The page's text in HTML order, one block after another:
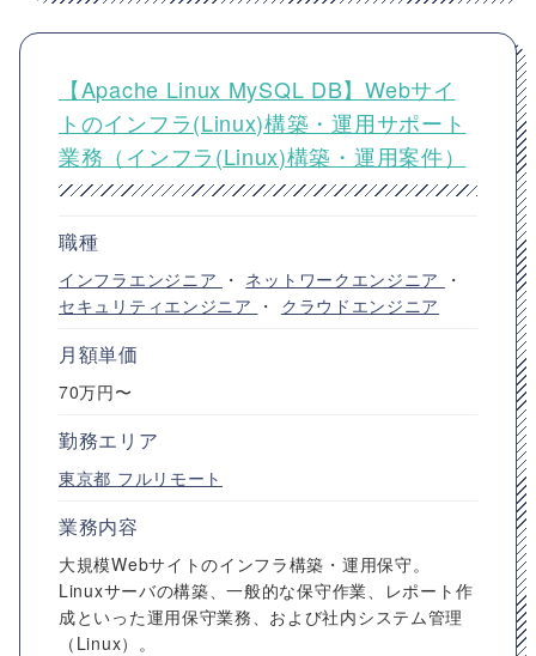
【Apache Linux MySQL DB】Webサイ
トのインフラ(Linux)構築・運用サポート
業務（インフラ(Linux)構築・運用案件）
職種
インフラエンジニア ・ ネットワークエンジニア
・
セキュリティエンジニア ・ クラウドエンジニア
月額単価
70万円〜
勤務エリア
東京都 フルリモート
業務内容
大規模Webサイトのインフラ構築・運用保守。
Linuxサーバの構築、一般的な保守作業、レポート作
成といった運用保守業務、および社内システム管理
（Linux）。